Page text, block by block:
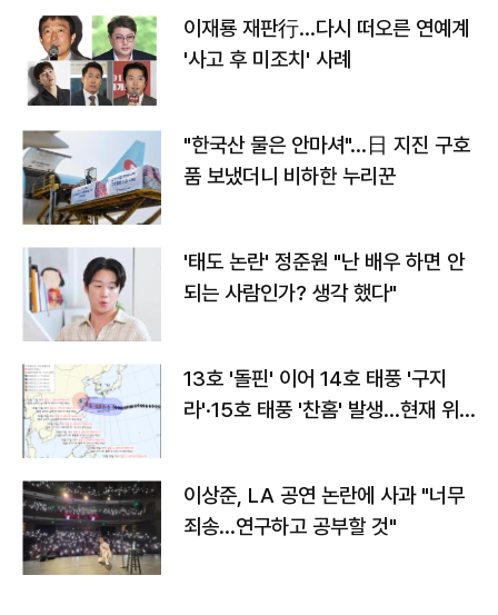
이재룡 재판行…다시 떠오른 연예계
'사고 후 미조치' 사례
"한국산 물은 안마셔"…日 지진 구호
품 보냈더니 비하한 누리꾼
'태도 논란' 정준원 "난 배우 하면 안
되는 사람인가? 생각 했다"
13호 '돌핀' 이어 14호 태풍 '구지
라'·15호 태풍 '찬홈' 발생…현재 위
이상준, LA 공연 논란에 사과 "너무
죄송…연구하고 공부할 것"